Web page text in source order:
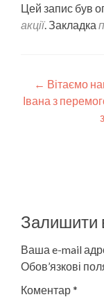
Цей запис був
акції. Закладка
Post
← Вітаємо
Івана з
Залишити
Ваша e-mail
Обов’язкові
Коментар*